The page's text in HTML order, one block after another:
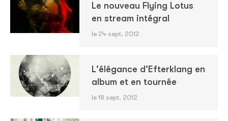
Le nouveau Flying Lotus
en stream intégral
le 24 sept. 2012
L'élégance d'Efterklang en
album et en tournée
le 18 sept. 2012